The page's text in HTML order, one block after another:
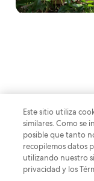
Este sitio utiliza
similares. Como se
posible que tanto
recopilemos datos
utilizando nuestro
privacidad y los